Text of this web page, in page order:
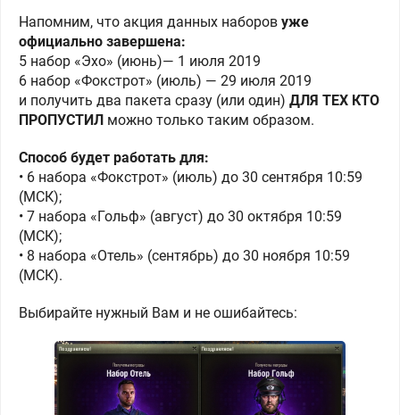
Напомним, что акция данных наборов уже
официально завершена:
5 набор «Эхо» (июнь)— 1 июля 2019
6 набор «Фокстрот» (июль) — 29 июля 2019
и получить два пакета сразу (или один) ДЛЯ ТЕХ КТО
ПРОПУСТИЛ можно только таким образом.
Способ будет работать для:
• 6 набора «Фокстрот» (июль) до 30 сентября 10:59
(МСК);
• 7 набора «Гольф» (август) до 30 октября 10:59
(МСК);
• 8 набора «Отель» (сентябрь) до 30 ноября 10:59
(МСК).
Выбирайте нужный Вам и не ошибайтесь: